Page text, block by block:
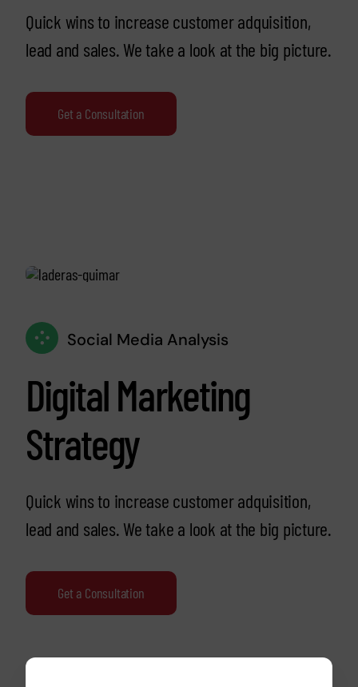
Quick wins to increase customer adquisition,
lead and sales. We take a look at the big picture.
Get a Consultation
Social Media Analysis
Digital Marketing
Strategy
Quick wins to increase customer adquisition,
lead and sales. We take a look at the big picture.
Get a Consultation